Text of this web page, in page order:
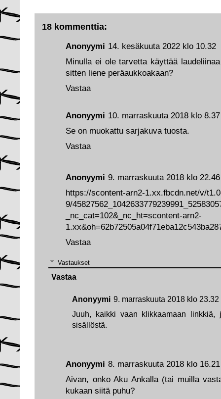
18 kommenttia:
Anonyymi 8. marraskuuta 2018 klo 16.21
Aivan, onko Aku Ankalla (tai muilla
kukaan siitä puhu?
Anonyymi 9. marraskuuta 2018 klo 22.46
https://scontent-arn2-1.xx.fbcdn.net/v/
9/
_nc_cat=102&_nc_ht=scontent-arn2-
Vastaa
Vastaukset
Anonyymi 9. marraskuuta 2018 klo 23.32
Juuh, kaikki vaan klikkaamaan
sisällöstä.
Vastaa
Anonyymi 10. marraskuuta 2018 klo 8.37
Se on muokattu sarjakuva tuosta.
Vastaa
Anonyymi 14. kesäkuuta 2022 klo 10.32
Minulla ei ole tarvetta käyttää
sitten liene peräaukkoakaan?
Vastaa